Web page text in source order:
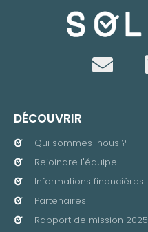
DÉCOUVRIR
Qui sommes-nous ?
Rejoindre l'équipe
Informations financières
Partenaires
Rapport de mission 2025